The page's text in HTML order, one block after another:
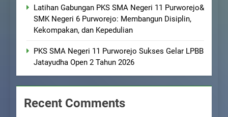
Latihan Gabungan PKS SMA Negeri 11 Purworejo&
SMK Negeri 6 Purworejo: Membangun Disiplin,
Kekompakan, dan Kepedulian
PKS SMA Negeri 11 Purworejo Sukses Gelar LPBB
Jatayudha Open 2 Tahun 2026
Recent Comments